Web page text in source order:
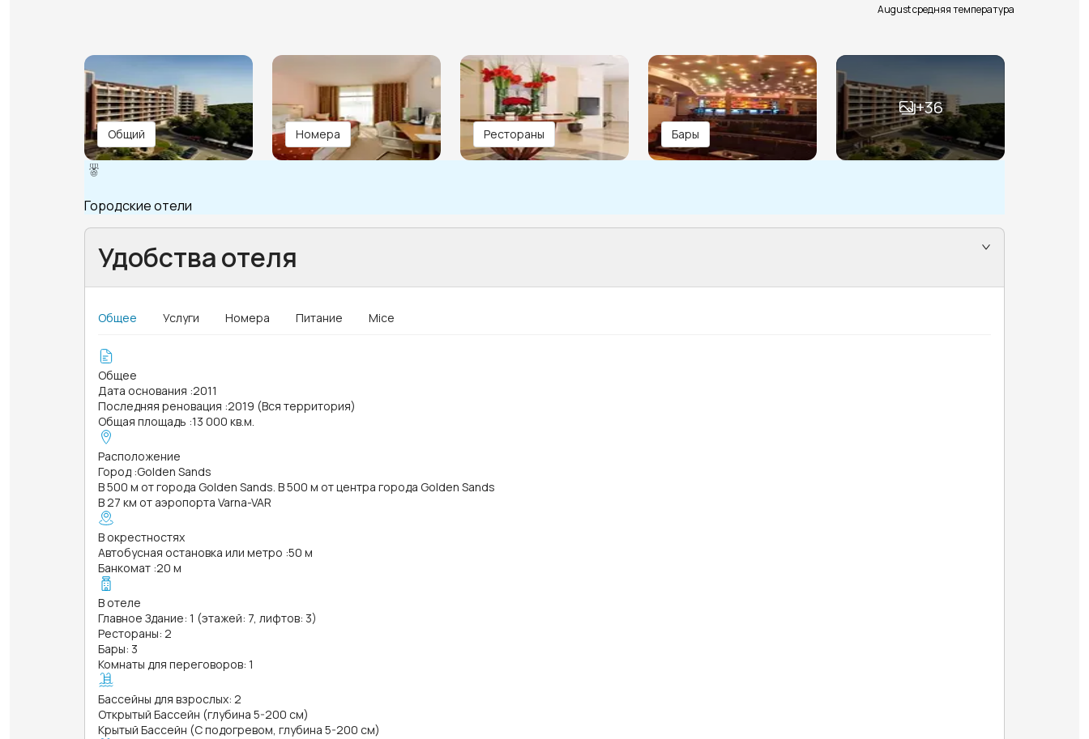
August средняя температура
Общий Номера Рестораны Бары
+36
Городские отели
Удобства отеля
Общее Услуги Номера Питание Mice
Общее
Дата основания :2011
Последняя реновация :2019 (Вся территория)
Общая площадь :13 000 кв.м.
Расположение
Город :Golden Sands
В 500 м от города Golden Sands. В 500 м от центра города Golden Sands
В 27 км от аэропорта Varna-VAR
В окрестностях
Автобусная остановка или метро :50 м
Банкомат :20 м
В отеле
Главное Здание: 1 (этажей: 7, лифтов: 3)
Рестораны: 2
Бары: 3
Комнаты для переговоров: 1
Бассейны для взрослых: 2
Открытый Бассейн (глубина 5-200 см)
Крытый Бассейн (С подогревом, глубина 5-200 см)